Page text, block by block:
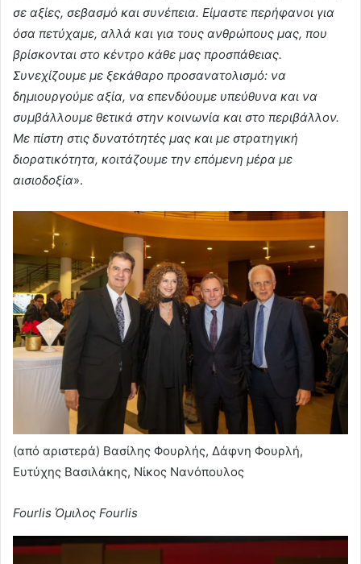
σε αξίες, σεβασμό και συνέπεια. Είμαστε περήφανοι για
όσα πετύχαμε, αλλά και για τους ανθρώπους μας, που
βρίσκονται στο κέντρο κάθε μας προσπάθειας.
Συνεχίζουμε με ξεκάθαρο προσανατολισμό: να
δημιουργούμε αξία, να επενδύουμε υπεύθυνα και να
συμβάλλουμε θετικά στην κοινωνία και στο περιβάλλον.
Με πίστη στις δυνατότητές μας και με στρατηγική
διορατικότητα, κοιτάζουμε την επόμενη μέρα με
αισιοδοξία».
(από αριστερά) Βασίλης Φουρλής, Δάφνη Φουρλή,
Ευτύχης Βασιλάκης, Νίκος Νανόπουλος
Fourlis Όμιλος Fourlis